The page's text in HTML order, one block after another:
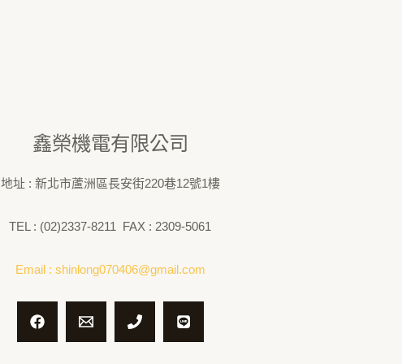
鑫榮機電有限公司
地址 : 新北市蘆洲區長安街220巷12號1樓
TEL : (02)2337-8211 FAX : 2309-5061
Email : shinlong070406@gmail.com